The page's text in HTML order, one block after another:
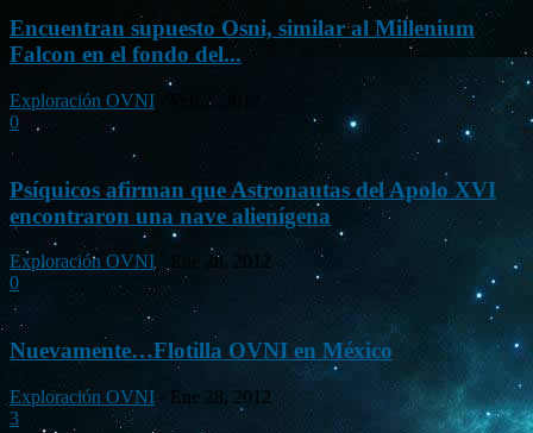
Encuentran supuesto Osni, similar al Millenium
Falcon en el fondo del...
Exploración OVNI
Feb 2, 2012
0
Psíquicos afirman que Astronautas del Apolo XVI
encontraron una nave alienígena
Exploración OVNI
Ene 28, 2012
0
Nuevamente…Flotilla OVNI en México
Exploración OVNI - Ene 28, 2012
3